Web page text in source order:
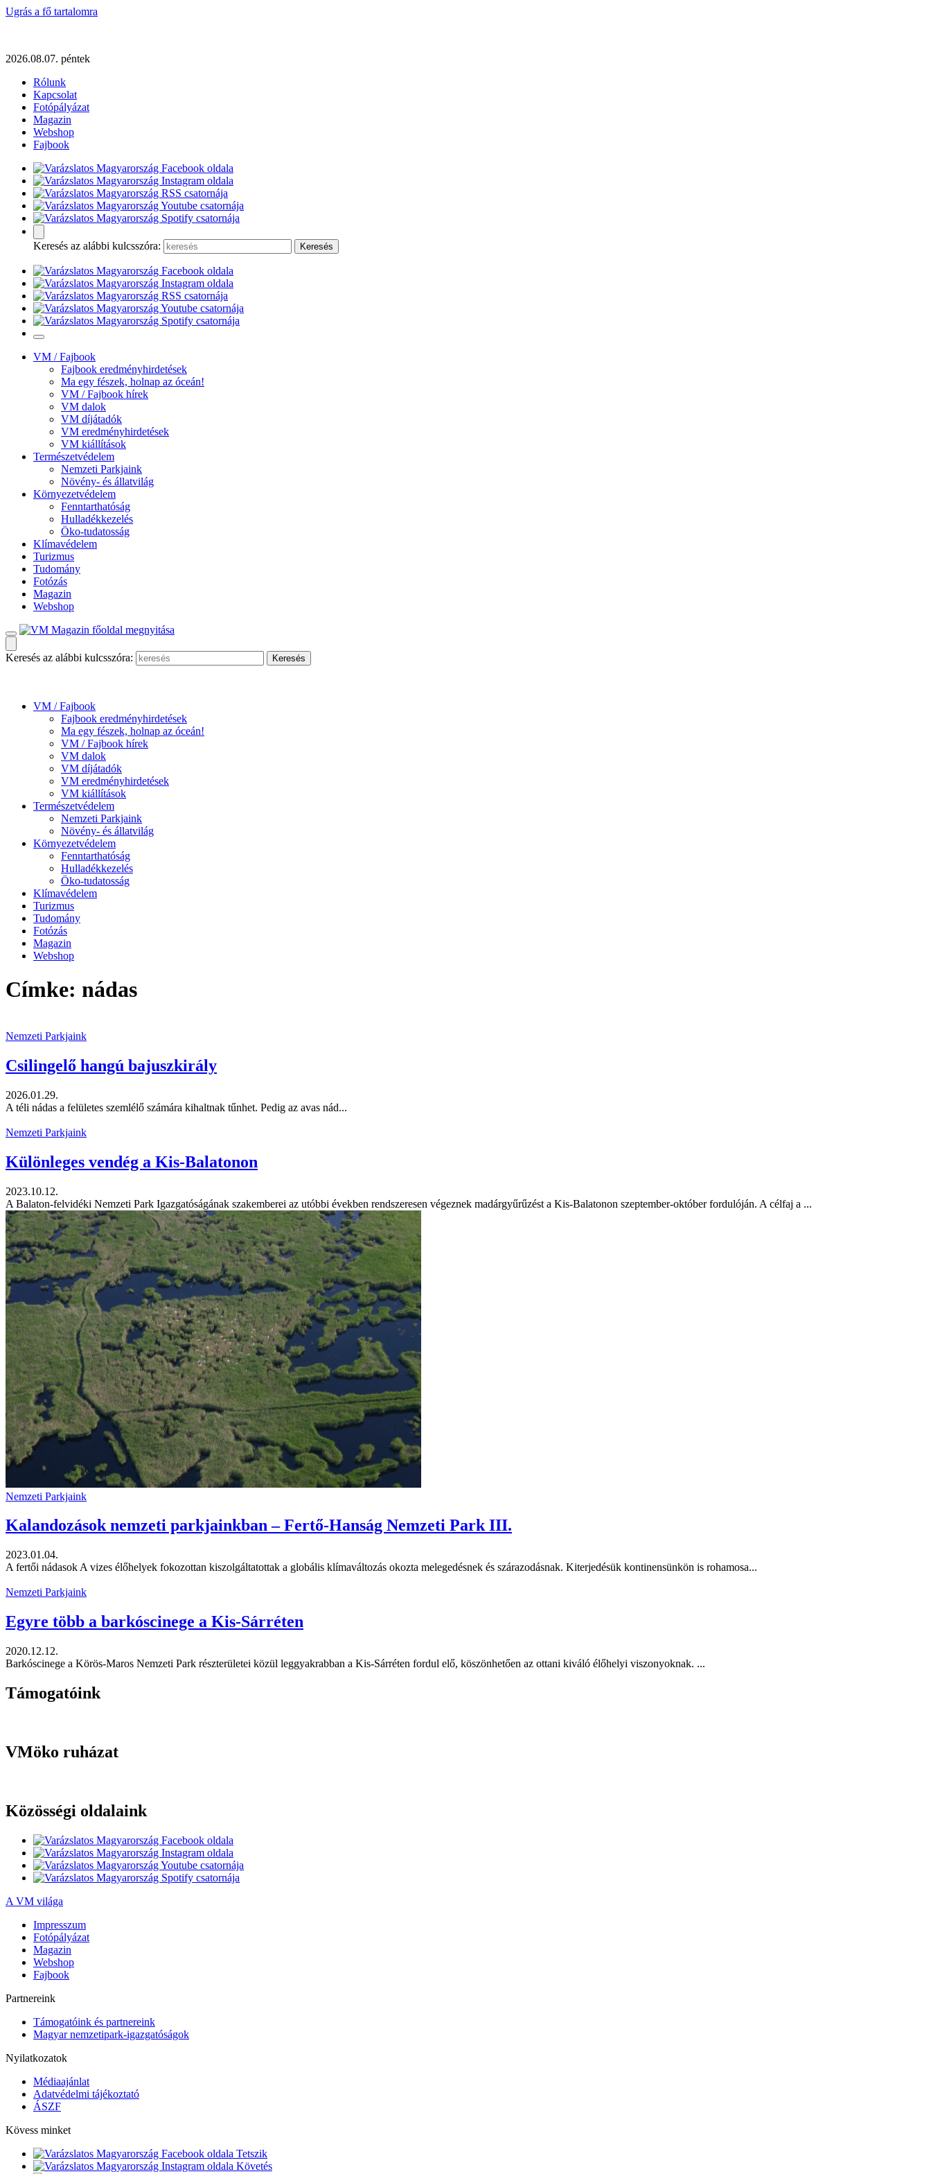
Ugrás a fő tartalomra
2026.08.07. péntek
Rólunk
Kapcsolat
Fotópályázat
Magazin
Webshop
Fajbook
Keresés az alábbi kulcsszóra:
VM / Fajbook
Fajbook eredményhirdetések
Ma egy fészek, holnap az óceán!
VM / Fajbook hírek
VM dalok
VM díjátadók
VM eredményhirdetések
VM kiállítások
Természetvédelem
Nemzeti Parkjaink
Növény- és állatvilág
Környezetvédelem
Fenntarthatóság
Hulladékkezelés
Öko-tudatosság
Klímavédelem
Turizmus
Tudomány
Fotózás
Magazin
Webshop
Keresés az alábbi kulcsszóra:
VM / Fajbook
Fajbook eredményhirdetések
Ma egy fészek, holnap az óceán!
VM / Fajbook hírek
VM dalok
VM díjátadók
VM eredményhirdetések
VM kiállítások
Természetvédelem
Nemzeti Parkjaink
Növény- és állatvilág
Környezetvédelem
Fenntarthatóság
Hulladékkezelés
Öko-tudatosság
Klímavédelem
Turizmus
Tudomány
Fotózás
Magazin
Webshop
Címke: nádas
Nemzeti Parkjaink
Csilingelő hangú bajuszkirály
2026.01.29.
A téli nádas a felületes szemlélő számára kihaltnak tűnhet. Pedig az avas nád...
Nemzeti Parkjaink
Különleges vendég a Kis-Balatonon
2023.10.12.
A Balaton-felvidéki Nemzeti Park Igazgatóságának szakemberei az utóbbi években rendszeresen végeznek madárgyűrűzést a Kis-Balatonon szeptember-október fordulóján. A célfaj a ...
Nemzeti Parkjaink
Kalandozások nemzeti parkjainkban – Fertő-Hanság Nemzeti Park III.
2023.01.04.
A fertői nádasok A vizes élőhelyek fokozottan kiszolgáltatottak a globális klímaváltozás okozta melegedésnek és szárazodásnak. Kiterjedésük kontinensünkön is rohamosa...
Nemzeti Parkjaink
Egyre több a barkóscinege a Kis-Sárréten
2020.12.12.
Barkóscinege a Körös-Maros Nemzeti Park részterületei közül leggyakrabban a Kis-Sárréten fordul elő, köszönhetően az ottani kiváló élőhelyi viszonyoknak. ...
Támogatóink
VMöko ruházat
Közösségi oldalaink
A VM világa
Impresszum
Fotópályázat
Magazin
Webshop
Fajbook
Partnereink
Támogatóink és partnereink
Magyar nemzetipark-igazgatóságok
Nyilatkozatok
Médiaajánlat
Adatvédelmi tájékoztató
ÁSZF
Kövess minket
Tetszik
Követés